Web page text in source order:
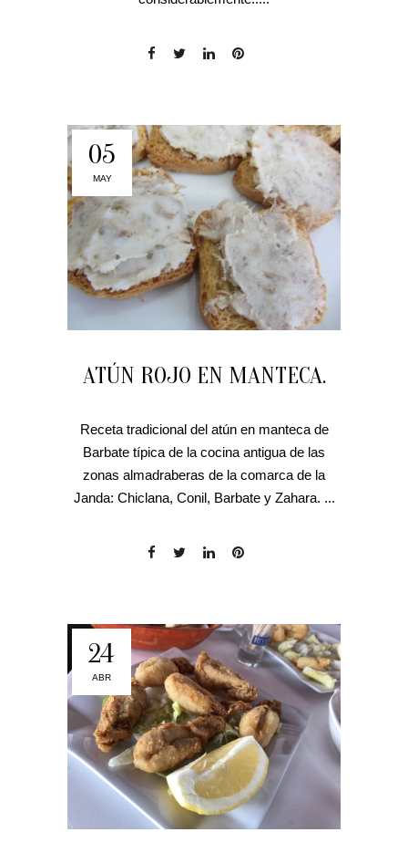
05
MAY
ATÚN ROJO EN MANTECA.
Receta tradicional del atún en manteca de
Barbate típica de la cocina antigua de las
zonas almadraberas de la comarca de la
Janda: Chiclana, Conil, Barbate y Zahara. ...
24
ABR